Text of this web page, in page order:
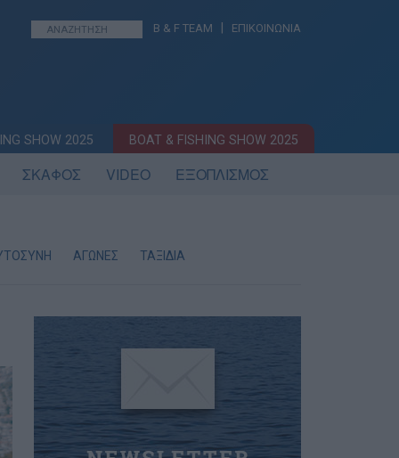
B & F TEAM ΕΠΙΚΟΙΝΩΝΙΑ
SHOW 2025 BOAT & FISHING SHOW 2025
ΣΚΑΦΟΣ VIDEO ΕΞΟΠΛΙΣΜΟΣ
ΑΓΩΝΕΣ ΤΑΞΙΔΙΑ